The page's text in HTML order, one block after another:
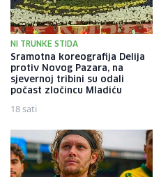
NI TRUNKE STIDA
Sramotna koreografija Delija
protiv Novog Pazara, na
sjevernoj tribini su odali
počast zločincu Mladiću
18 sati